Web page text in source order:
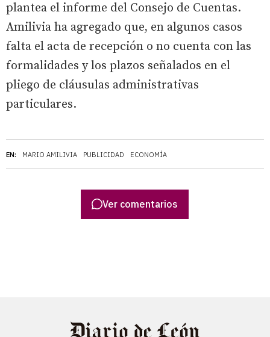
EN: MARIO AMILIVIA PUBLICIDAD ECONOMÍA
plantea el informe del Consejo de Cuentas.
Amilivia ha agregado que, en algunos casos
falta el acta de recepción o no cuenta con las
formalidades y los plazos señalados en el
pliego de cláusulas administrativas
particulares.
Ver comentarios